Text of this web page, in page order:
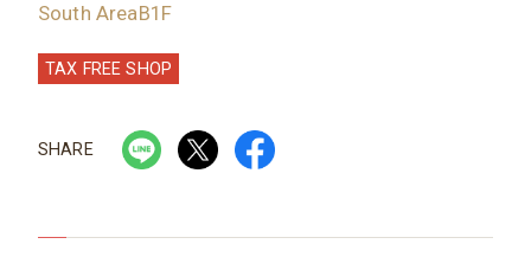
South AreaB1F
TAX FREE SHOP
SHARE